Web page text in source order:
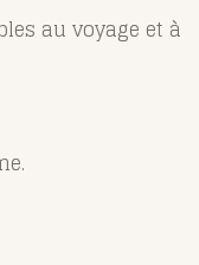
au voyage et à